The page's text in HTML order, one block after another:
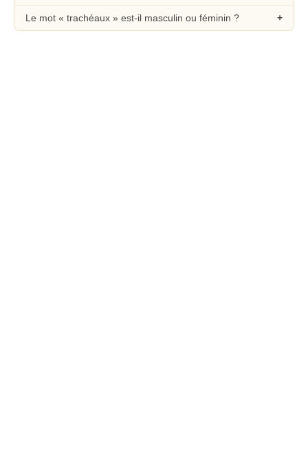
Le mot « trachéaux » est-il masculin ou féminin ?